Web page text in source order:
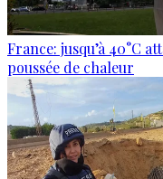
France: jusqu’à 40°C
poussée de chaleur